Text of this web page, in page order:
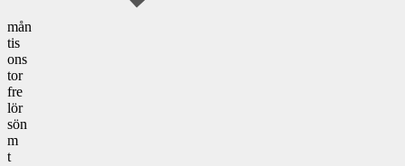
mån
tis
ons
tor
fre
lör
sön
m
t